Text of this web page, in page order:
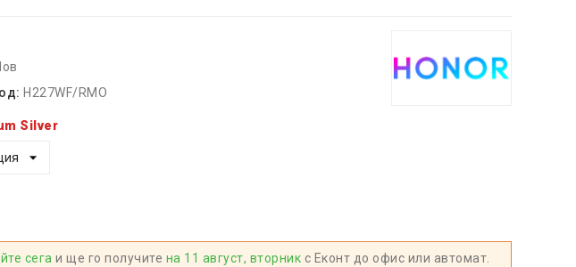
H227WF/RMO
Silver
сега и ще го получите на 11 август, вторник с Еконт до офис или автомат.